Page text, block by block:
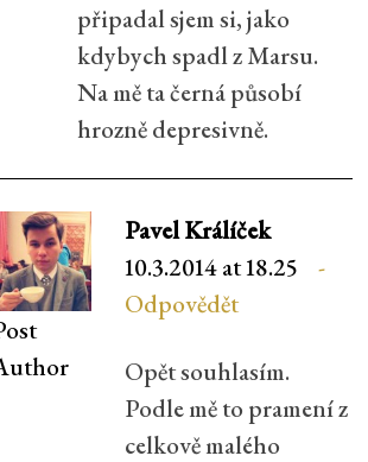
připadal sjem si, jako
kdybych spadl z Marsu.
Na mě ta černá působí
hrozně depresivně.
Pavel Králíček
10.3.2014 at 18.25
Odpovědět
Opět souhlasím.
Podle mě to pramení z
celkově malého